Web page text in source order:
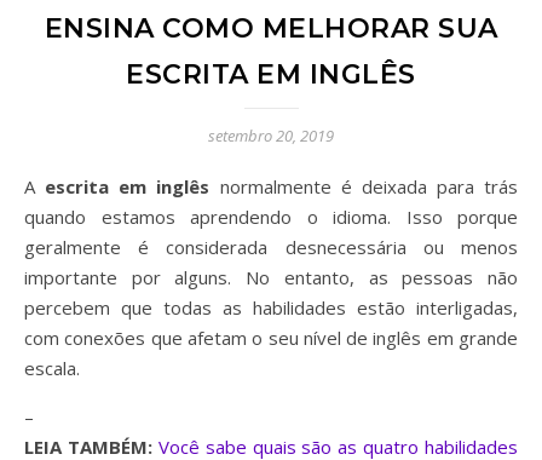
ENSINA COMO MELHORAR SUA
ESCRITA EM INGLÊS
setembro 20, 2019
escrita em inglês normalmente é deixada para trás
quando estamos aprendendo o idioma. Isso porque
geralmente é considerada desnecessária ou menos
importante por alguns. No entanto, as pessoas não
percebem que todas as habilidades estão interligadas,
com conexões que afetam o seu nível de inglês em grande
escala.
–
LEIA TAMBÉM: Você sabe quais são as quatro habilidades